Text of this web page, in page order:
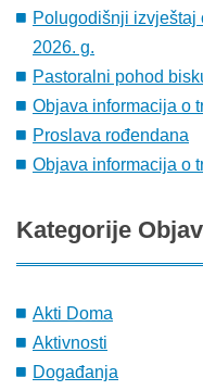
Polugodišnji izvještaj
2026. g.
Pastoralni pohod
Objava informacija o
Proslava rođendana
Objava informacija o
Kategorije
Akti Doma
Aktivnosti
Događanja